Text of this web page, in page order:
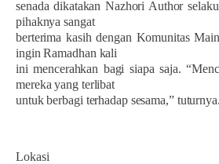
senada dikatakan Nazhori Author
pihaknya sangat
berterima kasih dengan Komunitas
ingin Ramadhan kali
ini mencerahkan bagi siapa saja.
mereka yang terlibat
untuk berbagi terhadap sesama,” tuturnya.
Lokasi